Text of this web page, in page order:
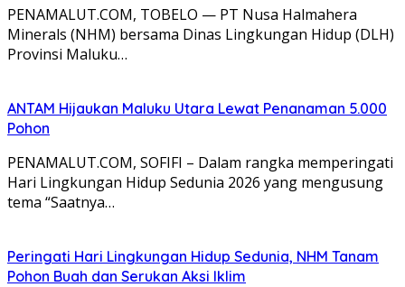
PENAMALUT.COM, TOBELO — PT Nusa Halmahera
Minerals (NHM) bersama Dinas Lingkungan Hidup (DLH)
Provinsi Maluku…
ANTAM Hijaukan Maluku Utara Lewat Penanaman 5.000
Pohon
PENAMALUT.COM, SOFIFI – Dalam rangka memperingati
Hari Lingkungan Hidup Sedunia 2026 yang mengusung
tema “Saatnya…
Peringati Hari Lingkungan Hidup Sedunia, NHM Tanam
Pohon Buah dan Serukan Aksi Iklim